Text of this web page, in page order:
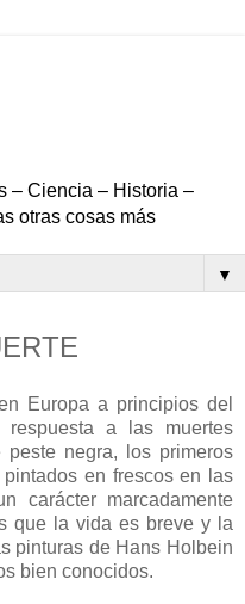
– Ciencia – Historia –
otras cosas más
▼
Europa a principios del
respuesta a las muertes
negra, los primeros
en frescos en las
carácter marcadamente
que la vida es breve y la
pinturas de Hans Holbein
bien conocidos.